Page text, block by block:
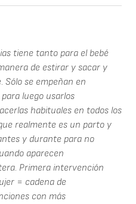
tiene tanto para el bebé
de estirar y sacar y
Sólo se empeñan en
luego usarlos
habituales en todos los
realmente es un parto y
y durante para no
aparecen
Primera intervención
= cadena de
con más